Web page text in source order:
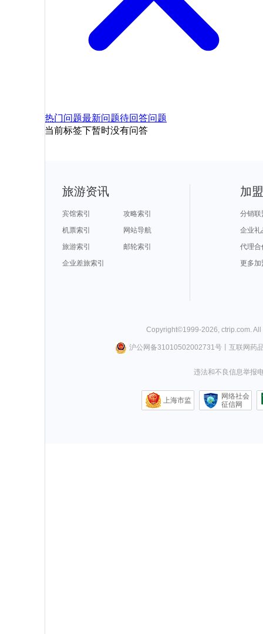
热门问题最新问题待回答问题
当前标签下暂时没有问答
旅游资讯
宾馆索引
攻略索引
机票索引
网站导航
旅游索引
邮轮索引
企业差旅索引
加
分销联
企业礼
代理合
更多加
Copyright©1999-2026, ctrip.com.
沪公网备31010502002731号丨 互联网药
违法和不良信息举报
上海市监
网络社会
征信网